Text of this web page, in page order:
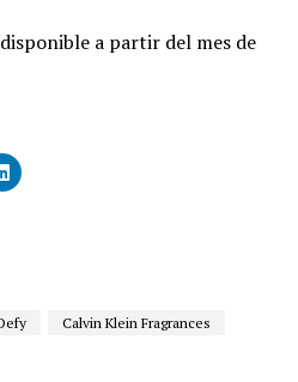
a partir del mes de
Calvin Klein Fragrances